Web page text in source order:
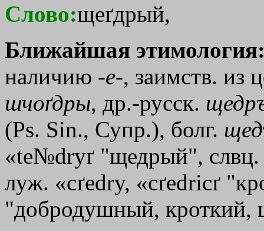
Слово:щеґдрый,
Ближайшая
наличию -е-, заимств. из
шчоґдры, др.-русск.
(Рs. Sin., Супр.), болг.
«te№dryґ "щедрый", слвц.
луж. «cґedry, «cґedricґ
"добродушный, кроткий,